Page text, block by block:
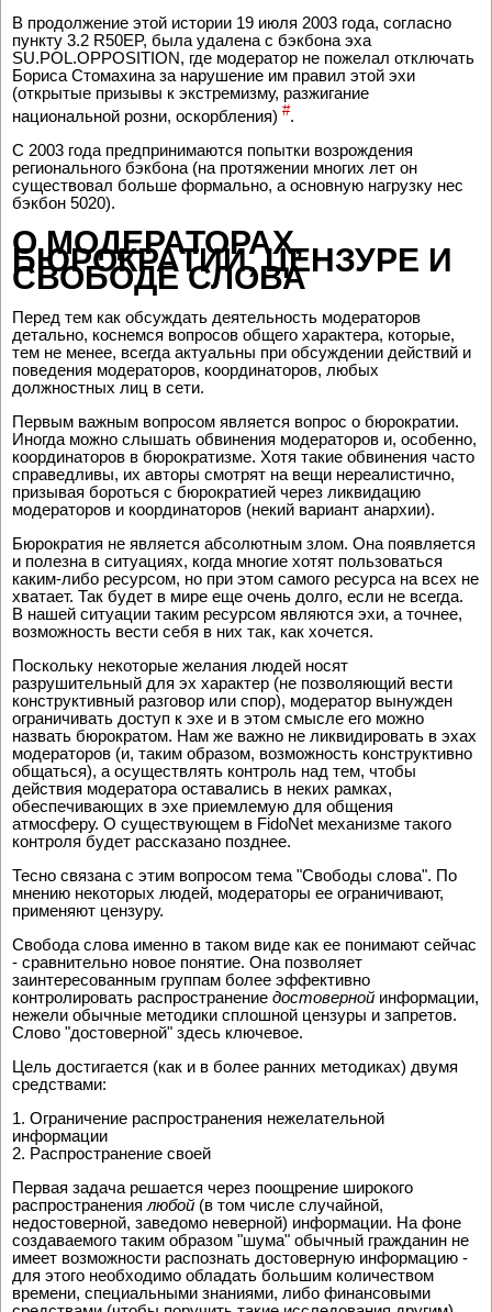
В продолжение этой истории 19 июля 2003 года, согласно
пункту 3.2 R50EP, была удалена с бэкбона эха
SU.POL.OPPOSITION, где модератор не пожелал отключать
Бориса Стомахина за нарушение им правил этой эхи
(открытые призывы к экстремизму, разжигание
национальной розни, оскорбления) #.
С 2003 года предпринимаются попытки возрождения
регионального бэкбона (на протяжении многих лет он
существовал больше формально, а основную нагрузку нес
бэкбон 5020).
О МОДЕРАТОРАХ,
БЮРОКРАТИИ, ЦЕНЗУРЕ И
СВОБОДЕ СЛОВА
Перед тем как обсуждать деятельность модераторов
детально, коснемся вопросов общего характера, которые,
тем не менее, всегда актуальны при обсуждении действий и
поведения модераторов, координаторов, любых
должностных лиц в сети.
Первым важным вопросом является вопрос о бюрократии.
Иногда можно слышать обвинения модераторов и, особенно,
координаторов в бюрократизме. Хотя такие обвинения часто
справедливы, их авторы смотрят на вещи нереалистично,
призывая бороться с бюрократией через ликвидацию
модераторов и координаторов (некий вариант анархии).
Бюрократия не является абсолютным злом. Она появляется
и полезна в ситуациях, когда многие хотят пользоваться
каким-либо ресурсом, но при этом самого ресурса на всех не
хватает. Так будет в мире еще очень долго, если не всегда.
В нашей ситуации таким ресурсом являются эхи, а точнее,
возможность вести себя в них так, как хочется.
Поскольку некоторые желания людей носят
разрушительный для эх характер (не позволяющий вести
конструктивный разговор или спор), модератор вынужден
ограничивать доступ к эхе и в этом смысле его можно
назвать бюрократом. Нам же важно не ликвидировать в эхах
модераторов (и, таким образом, возможность конструктивно
общаться), а осуществлять контроль над тем, чтобы
действия модератора оставались в неких рамках,
обеспечивающих в эхе приемлемую для общения
атмосферу. О существующем в FidoNet механизме такого
контроля будет рассказано позднее.
Тесно связана с этим вопросом тема "Свободы слова". По
мнению некоторых людей, модераторы ее ограничивают,
применяют цензуру.
Свобода слова именно в таком виде как ее понимают сейчас
- сравнительно новое понятие. Она позволяет
заинтересованным группам более эффективно
контролировать распространение достоверной информации,
нежели обычные методики сплошной цензуры и запретов.
Слово "достоверной" здесь ключевое.
Цель достигается (как и в более ранних методиках) двумя
средствами:
1. Ограничение распространения нежелательной
информации
2. Распространение своей
Первая задача решается через поощрение широкого
распространения любой (в том числе случайной,
недостоверной, заведомо неверной) информации. На фоне
создаваемого таким образом "шума" обычный гражданин не
имеет возможности распознать достоверную информацию -
для этого необходимо обладать большим количеством
времени, специальными знаниями, либо финансовыми